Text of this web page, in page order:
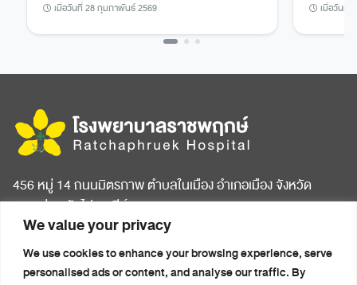
We value your privacy
We use cookies to enhance your browsing experience, serve
personalised ads or content, and analyse our traffic. By
เมื่อวันที่ 28 กุมภาพันธ์ 2569 เมื่อวันที่
456 หมู่ 14 ถนนมิตรภาพ ตำบลในเมือง อำเภอเมือง จังหวัด
ขอนแก่น รหัสไปรษณีย์ 40000
หน้าแรก
เกี่ยวกับโรงพยาบาล
บทความสุขภาพ
ข่าวประชาสัมพันธ์